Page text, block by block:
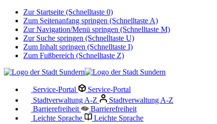
Zur Startseite (Schnelltaste 0)
Zum Seitenanfang springen (Schnelltaste A)
Zur Navigation/Menü springen (Schnelltaste M)
Zur Suche springen (Schnelltaste U)
Zum Inhalt springen (Schnelltaste I)
Zum Fußbereich (Schnelltaste Z)
Service-Portal
Service-Portal
Stadtverwaltung A-Z
Stadtverwaltung A-Z
Barrierefreiheit
Barrierefreiheit
Leichte Sprache
Leichte Sprache